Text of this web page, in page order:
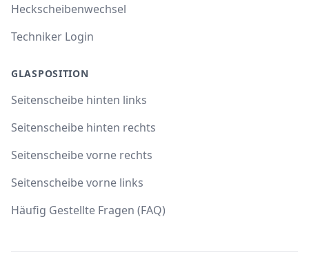
Heckscheibenwechsel
Techniker Login
GLASPOSITION
Seitenscheibe hinten links
Seitenscheibe hinten rechts
Seitenscheibe vorne rechts
Seitenscheibe vorne links
Häufig Gestellte Fragen (FAQ)